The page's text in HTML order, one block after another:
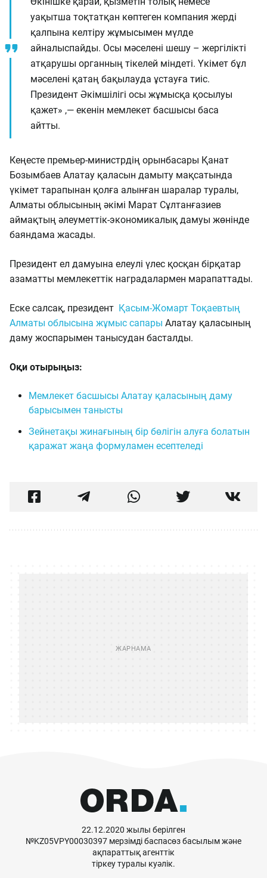
уақытша тоқтатқан көптеген компания жерді
қалпына келтіру жұмысымен мүлде
айналыспайды. Осы мәселені шешу – жергілікті
атқарушы органның тікелей міндеті. Үкімет бұл
мәселені қатаң бақылауда ұстауға тиіс.
Президент Әкімшілігі осы жұмысқа қосылуы
қажет» ,— екенін мемлекет басшысы баса
айтты.
Кеңесте премьер-министрдің орынбасары Қанат
Бозымбаев Алатау қаласын дамыту мақсатында
үкімет тарапынан қолға алынған шаралар туралы,
Алматы облысының әкімі Марат Сұлтанғазиев
аймақтың әлеуметтік-экономикалық дамуы жөнінде
баяндама жасады.
Президент ел дамуына елеулі үлес қосқан бірқатар
азаматты мемлекеттік наградалармен марапаттады.
Еске салсақ, президент Қасым-Жомарт Тоқаевтың
Алматы облысына жұмыс сапары Алатау қаласының
даму жоспарымен танысудан басталды.
Оқи отырыңыз:
Мемлекет басшысы Алатау қаласының даму
барысымен танысты
Зейнетақы жинағының бір бөлігін алуға болатын
қаражат жаңа формуламен есептеледі
22.12.2020 жылы берілген
№KZ05VPY00030397 мерзімді баспасөз басылым және
ақпараттық агенттік
тіркеу туралы куәлік.